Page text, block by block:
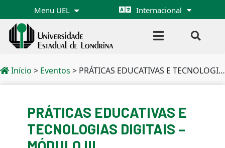
Menu UEL Internacional
Início > Eventos > PRÁTICAS EDUCATIVAS E TECNOLOGIAS DIGITAIS – MÓDULO III
PRÁTICAS EDUCATIVAS E
TECNOLOGIAS DIGITAIS –